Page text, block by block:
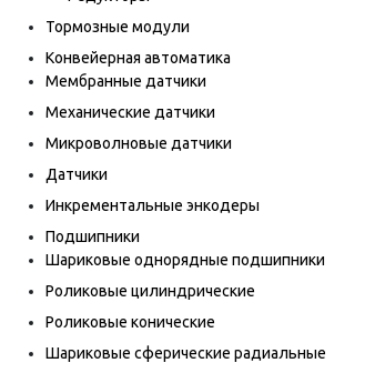
Тормозные модули
Конвейерная автоматика
Мембранные датчики
Механические датчики
Микроволновые датчики
Датчики
Инкрементальные энкодеры
Подшипники
Шариковые однорядные подшипники
Роликовые цилиндрические
Роликовые конические
Шариковые сферические радиальные